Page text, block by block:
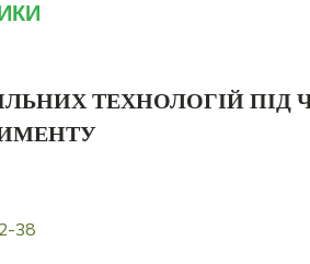
ТЕХНОЛОГІЙ ПІД
38